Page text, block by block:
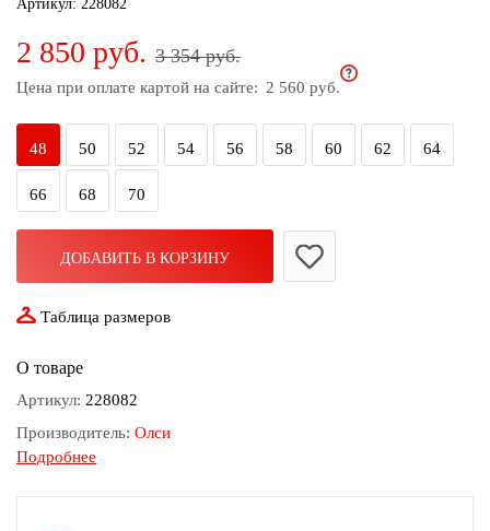
Белье
и
Одежда
пляжа
Артикул: 228082
2 850 руб. 3 354 руб.
Цена при оплате картой на сайте: 2 560 руб.
48 50 52 54 56 58 60 62 64
66 68 70
ДОБАВИТЬ В КОРЗИНУ
Таблица размеров
О товаре
Артикул: 228082
Производитель: Олси
Состав:94% хлопок; 6% лайкра
Подробнее